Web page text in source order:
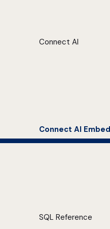
Connect AI
Connect AI Embed
SQL Reference